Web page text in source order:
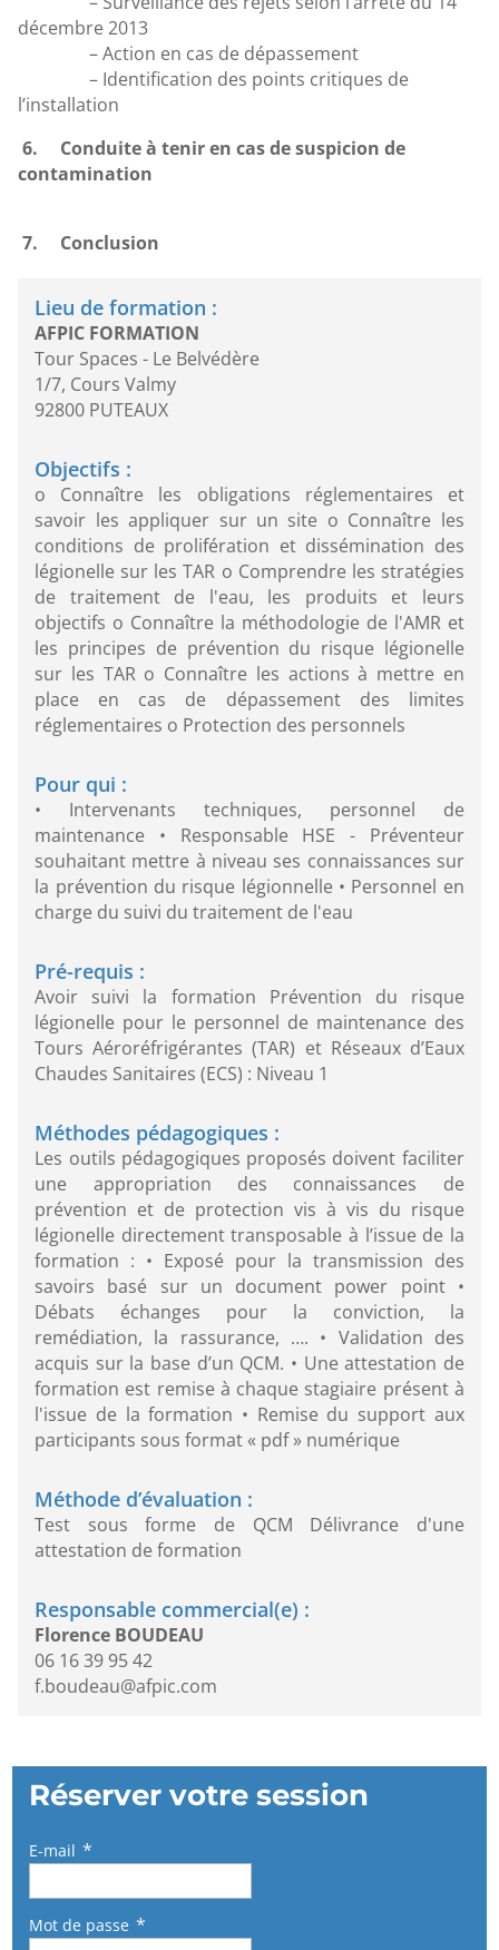
décembre 2013
– Action en cas de dépassement
– Identification des points critiques de
l’installation
6. Conduite à tenir en cas de suspicion de
contamination
7. Conclusion
Lieu de formation :
AFPIC FORMATION
Tour Spaces - Le Belvédère
1/7, Cours Valmy
92800 PUTEAUX
Objectifs :
o Connaître les obligations réglementaires et
savoir les appliquer sur un site o Connaître les
conditions de prolifération et dissémination des
légionelle sur les TAR o Comprendre les stratégies
de traitement de l'eau, les produits et leurs
objectifs o Connaître la méthodologie de l'AMR et
les principes de prévention du risque légionelle
sur les TAR o Connaître les actions à mettre en
place en cas de dépassement des limites
réglementaires o Protection des personnels
Pour qui :
• Intervenants techniques, personnel de
maintenance • Responsable HSE - Préventeur
souhaitant mettre à niveau ses connaissances sur
la prévention du risque légionnelle • Personnel en
charge du suivi du traitement de l'eau
Pré-requis :
Avoir suivi la formation Prévention du risque
légionelle pour le personnel de maintenance des
Tours Aéroréfrigérantes (TAR) et Réseaux d’Eaux
Chaudes Sanitaires (ECS) : Niveau 1
Méthodes pédagogiques :
Les outils pédagogiques proposés doivent faciliter
une appropriation des connaissances de
prévention et de protection vis à vis du risque
légionelle directement transposable à l’issue de la
formation : • Exposé pour la transmission des
savoirs basé sur un document power point •
Débats échanges pour la conviction, la
remédiation, la rassurance, …. • Validation des
acquis sur la base d’un QCM. • Une attestation de
formation est remise à chaque stagiaire présent à
l'issue de la formation • Remise du support aux
participants sous format « pdf » numérique
Méthode d’évaluation :
Test sous forme de QCM Délivrance d'une
attestation de formation
Responsable commercial(e) :
Florence BOUDEAU
06 16 39 95 42
f.boudeau@afpic.com
Réserver votre session
E-mail
Mot de passe